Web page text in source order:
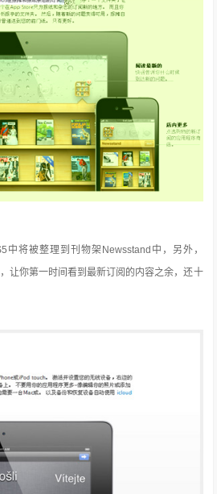
中将被整理到刊物架Newsstand中，另外，
让你第一时间看到最新订阅的内容之余，还十